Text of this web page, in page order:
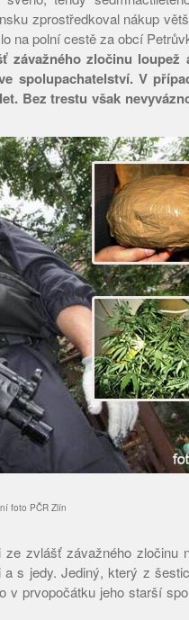
zprostředkoval nákup
na polní cestě za obcí
zločinu loupež
spolupachatelství. V
Bez trestu však
foto PČR Zlín
zvlášť závažného zločinu
s jedy. Jediný, který z
prvopočátku jeho starší